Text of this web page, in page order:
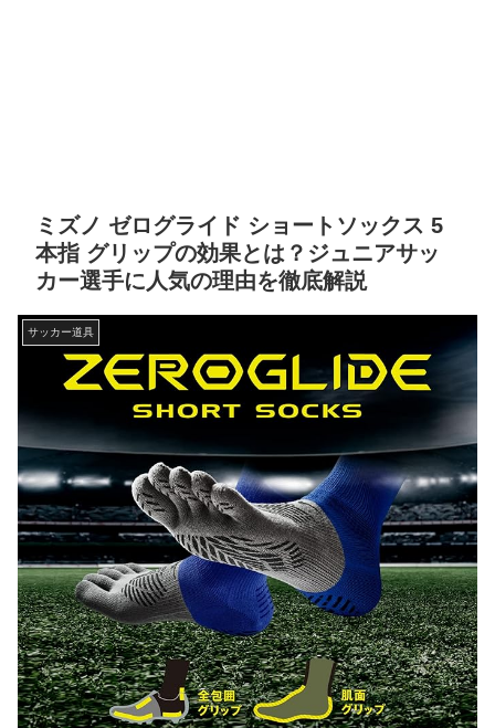
ミズノ ゼログライド ショートソックス 5
本指 グリップの効果とは？ジュニアサッ
カー選手に人気の理由を徹底解説
サッカー道具